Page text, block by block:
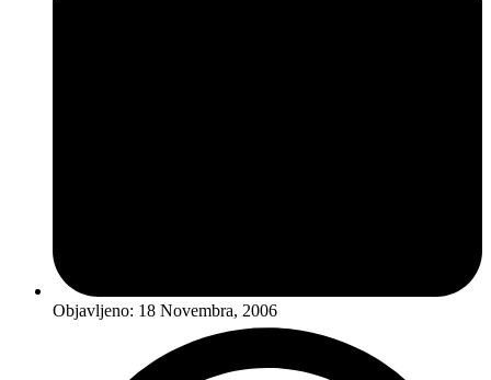
Objavljeno: 18 Novembra, 2006